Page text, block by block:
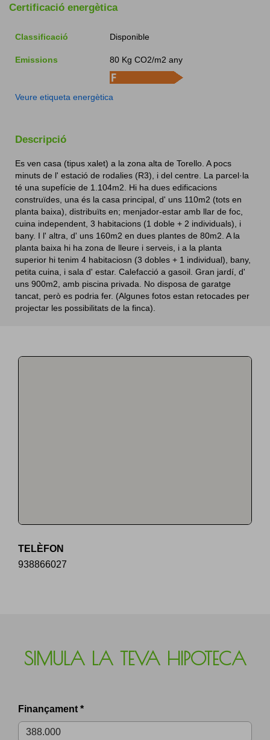
Certificació energètica
Classificació Disponible
Emissions 80 Kg CO2/m2 any
Veure etiqueta energètica
200 80
Descripció
Es ven casa (tipus xalet) a la zona alta de Torello. A pocs
minuts de l' estació de rodalies (R3), i del centre. La parcel·la
té una supefície de 1.104m2. Hi ha dues edificacions
construïdes, una és la casa principal, d' uns 110m2 (tots en
planta baixa), distribuïts en; menjador-estar amb llar de foc,
cuina independent, 3 habitacions (1 doble + 2 individuals), i
bany. I l' altra, d' uns 160m2 en dues plantes de 80m2. A la
planta baixa hi ha zona de lleure i serveis, i a la planta
superior hi tenim 4 habitaciosn (3 dobles + 1 individual), bany,
petita cuina, i sala d' estar. Calefacció a gasoil. Gran jardí, d'
uns 900m2, amb piscina privada. No disposa de garatge
tancat, però es podria fer. (Algunes fotos estan retocades per
projectar les possibilitats de la finca).
TELÈFON
938866027
SIMULA LA TEVA HIPOTECA
Finançament *